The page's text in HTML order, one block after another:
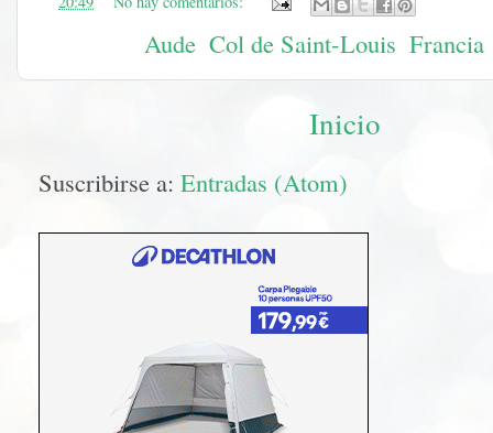
Aude Col de Saint-Louis Francia
Inicio
Suscribirse a: Entradas (Atom)